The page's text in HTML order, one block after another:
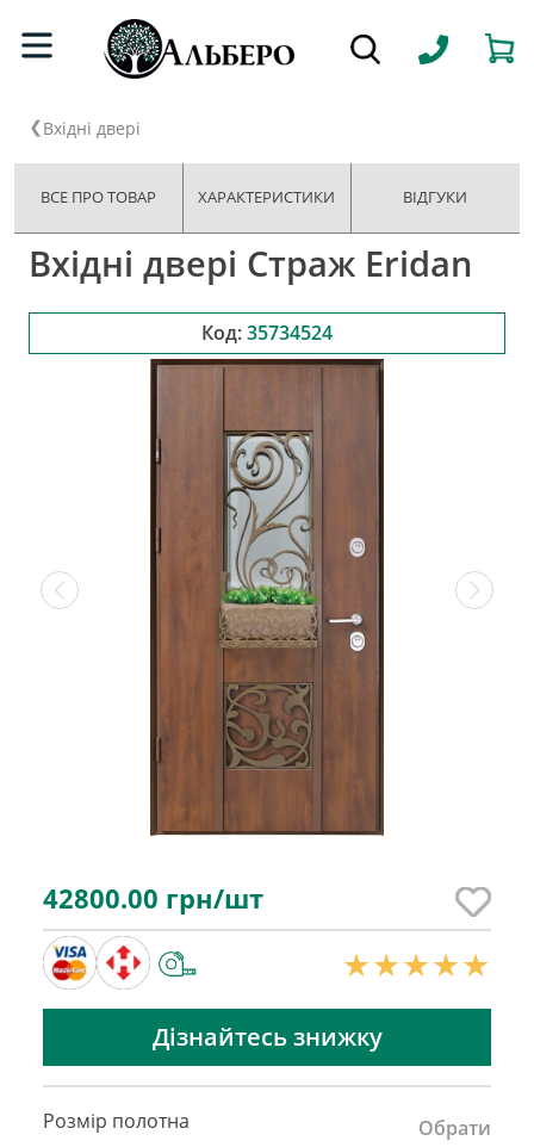
Вхідні двері
ВСЕ ПРО ТОВАР ХАРАКТЕРИСТИКИ ВІДГУКИ
Вхідні двері Страж Eridan
Код:35734524
42800.00 грн/шт
Дізнайтесь знижку
Розмір полотна Обрати